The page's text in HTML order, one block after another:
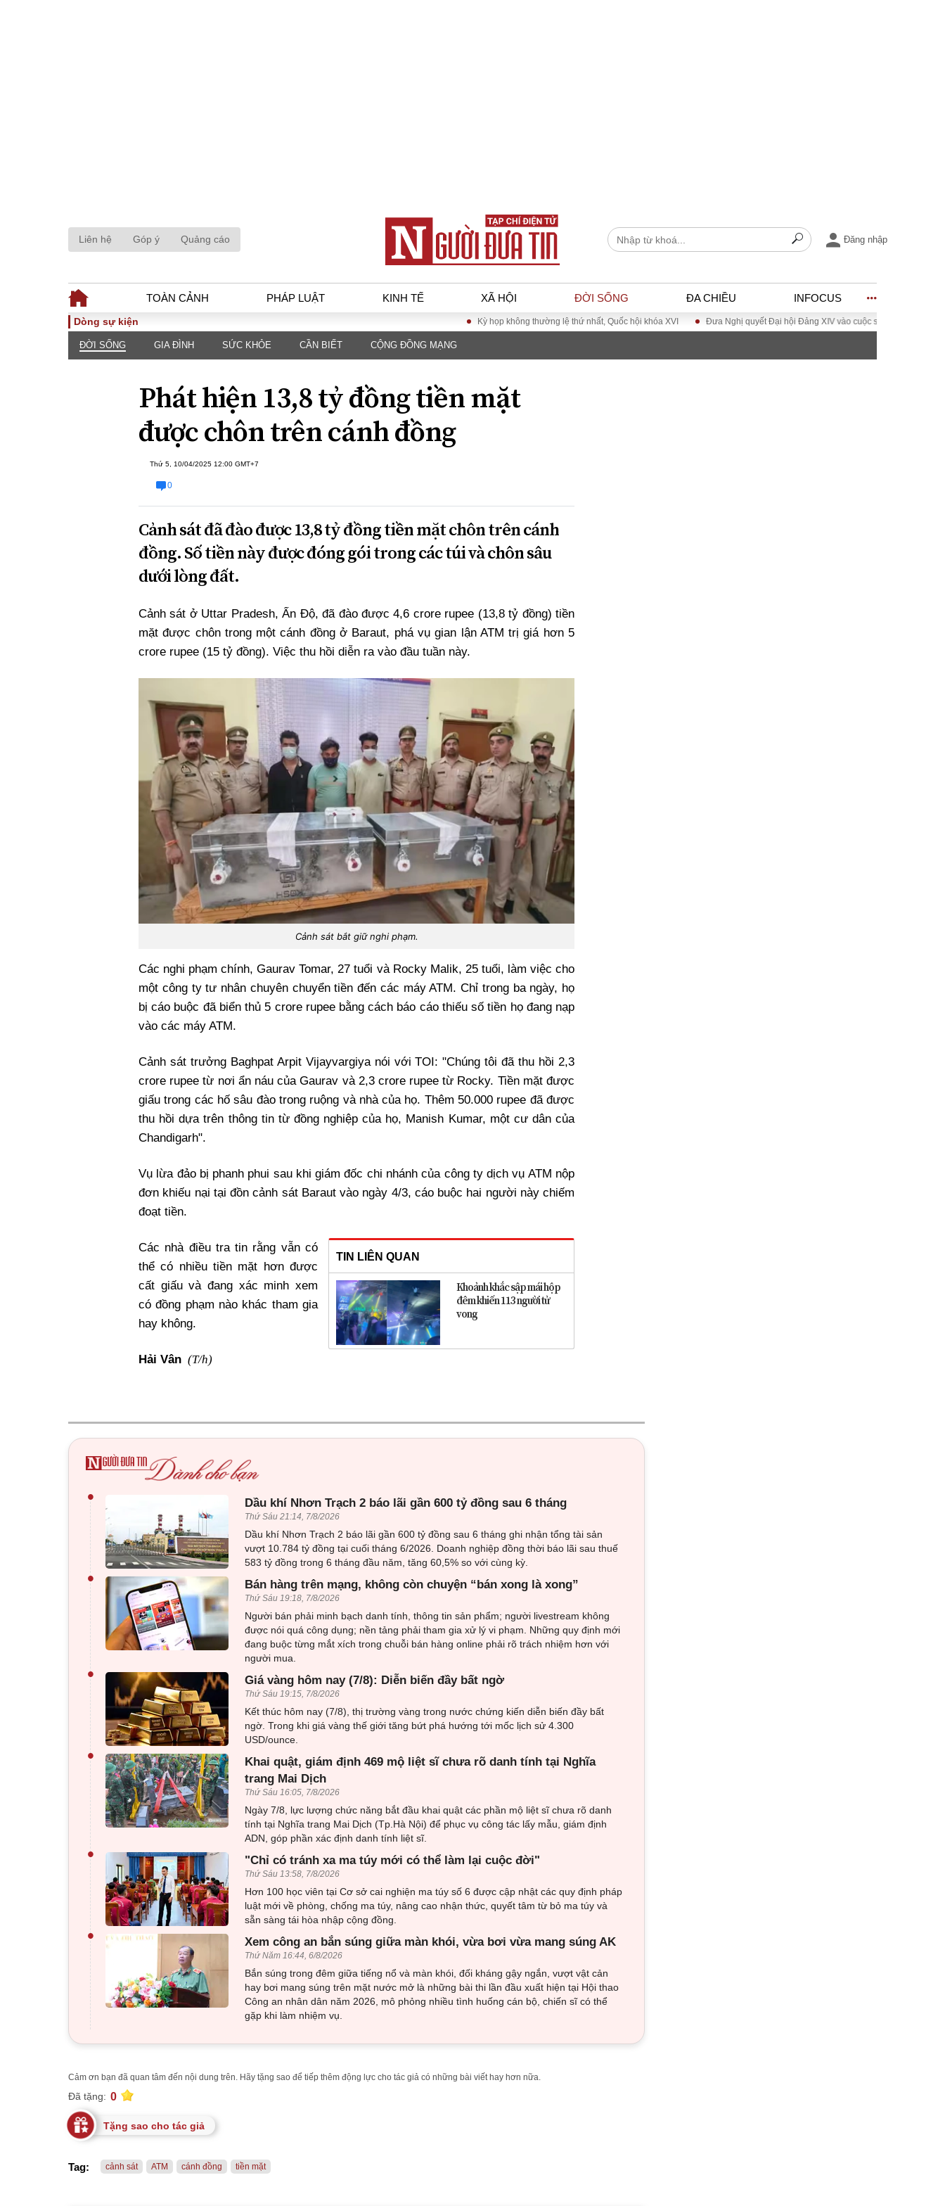
Liên hệ Góp ý Quảng cáo Đăng nhập
TOÀN CẢNH PHÁP LUẬT KINH TẾ XÃ HỘI ĐỜI SỐNG ĐA CHIỀU INFOCUS
TOÀN CẢNH
Chính sách
Đối thoại
PHÁP LUẬT
luật
Góc nhìn luật gia
Hồ sơ điều tra
KINH TẾ
Tài chính - Ngân
hàng
Kinh tế vĩ mô
Hồ sơ doanh
luận
Công nghệ
Quan điểm
Xi nhan Trái Phải
Bạn đọc viết
Dòng sự kiện Kỳ họp không thường lệ thứ nhất, Quốc hội khóa XVI Đưa Nghị quyết Đại hội Đảng XIV vào cuộc sống
ĐỜI SỐNG GIA ĐÌNH SỨC KHỎE CẦN BIẾT CỘNG ĐỒNG MẠNG
Phát hiện 13,8 tỷ đồng tiền mặt
được chôn trên cánh đồng
Thứ 5, 10/04/2025 12:00 GMT+7
0
Cảnh sát đã đào được 13,8 tỷ đồng tiền mặt chôn trên cánh
đồng. Số tiền này được đóng gói trong các túi và chôn sâu
dưới lòng đất.
Cảnh sát ở Uttar Pradesh, Ấn Độ, đã đào được 4,6 crore rupee (13,8 tỷ đồng) tiền
mặt được chôn trong một cánh đồng ở Baraut, phá vụ gian lận ATM trị giá hơn 5
crore rupee (15 tỷ đồng). Việc thu hồi diễn ra vào đầu tuần này.
Cảnh sát bắt giữ nghi phạm.
Các nghi phạm chính, Gaurav Tomar, 27 tuổi và Rocky Malik, 25 tuổi, làm việc cho
một công ty tư nhân chuyên chuyển tiền đến các máy ATM. Chỉ trong ba ngày, họ
bị cáo buộc đã biển thủ 5 crore rupee bằng cách báo cáo thiếu số tiền họ đang nạp
vào các máy ATM.
Cảnh sát trưởng Baghpat Arpit Vijayvargiya nói với TOI: "Chúng tôi đã thu hồi 2,3
crore rupee từ nơi ẩn náu của Gaurav và 2,3 crore rupee từ Rocky. Tiền mặt được
giấu trong các hố sâu đào trong ruộng và nhà của họ. Thêm 50.000 rupee đã được
thu hồi dựa trên thông tin từ đồng nghiệp của họ, Manish Kumar, một cư dân của
Chandigarh".
Vụ lừa đảo bị phanh phui sau khi giám đốc chi nhánh của công ty dịch vụ ATM nộp
đơn khiếu nại tại đồn cảnh sát Baraut vào ngày 4/3, cáo buộc hai người này chiếm
đoạt tiền.
TIN LIÊN QUAN
Khoảnh khắc sập mái hộp
đêm khiến 113 người tử
vong
Các nhà điều tra tin rằng vẫn có
thể có nhiều tiền mặt hơn được
cất giấu và đang xác minh xem
có đồng phạm nào khác tham gia
hay không.
Hải Vân (T/h)
• Dầu khí Nhơn Trạch 2 báo lãi gần 600 tỷ đồng sau 6 tháng
Thứ Sáu 21:14, 7/8/2026
Dầu khí Nhơn Trạch 2 báo lãi gần 600 tỷ đồng sau 6 tháng ghi nhận tổng tài sản
vượt 10.784 tỷ đồng tại cuối tháng 6/2026. Doanh nghiệp đồng thời báo lãi sau thuế
583 tỷ đồng trong 6 tháng đầu năm, tăng 60,5% so với cùng kỳ.
• Bán hàng trên mạng, không còn chuyện “bán xong là xong”
Thứ Sáu 19:18, 7/8/2026
Người bán phải minh bạch danh tính, thông tin sản phẩm; người livestream không
được nói quá công dụng; nền tảng phải tham gia xử lý vi phạm. Những quy định mới
đang buộc từng mắt xích trong chuỗi bán hàng online phải rõ trách nhiệm hơn với
người mua.
• Giá vàng hôm nay (7/8): Diễn biến đầy bất ngờ
Thứ Sáu 19:15, 7/8/2026
Kết thúc hôm nay (7/8), thị trường vàng trong nước chứng kiến diễn biến đầy bất
ngờ. Trong khi giá vàng thế giới tăng bứt phá hướng tới mốc lịch sử 4.300
USD/ounce.
•
Khai quật, giám định 469 mộ liệt sĩ chưa rõ danh tính tại Nghĩa
trang Mai Dịch
Thứ Sáu 16:05, 7/8/2026
Ngày 7/8, lực lượng chức năng bắt đầu khai quật các phần mộ liệt sĩ chưa rõ danh
tính tại Nghĩa trang Mai Dịch (Tp.Hà Nội) để phục vụ công tác lấy mẫu, giám định
ADN, góp phần xác định danh tính liệt sĩ.
• "Chỉ có tránh xa ma túy mới có thể làm lại cuộc đời"
Thứ Sáu 13:58, 7/8/2026
Hơn 100 học viên tại Cơ sở cai nghiện ma túy số 6 được cập nhật các quy định pháp
luật mới về phòng, chống ma túy, nâng cao nhận thức, quyết tâm từ bỏ ma túy và
sẵn sàng tái hòa nhập cộng đồng.
• Xem công an bắn súng giữa màn khói, vừa bơi vừa mang súng AK
Thứ Năm 16:44, 6/8/2026
Bắn súng trong đêm giữa tiếng nổ và màn khói, đối kháng gậy ngắn, vượt vật cản
hay bơi mang súng trên mặt nước mở là những bài thi lần đầu xuất hiện tại Hội thao
Công an nhân dân năm 2026, mô phỏng nhiều tình huống cán bộ, chiến sĩ có thể
gặp khi làm nhiệm vụ.
Cảm ơn bạn đã quan tâm đến nội dung trên. Hãy tặng sao để tiếp thêm động lực cho tác giả có những bài viết hay hơn nữa.
Đã tặng: 0
Tặng sao cho tác giả
Tag: cảnh sát ATM cánh đồng tiền mặt